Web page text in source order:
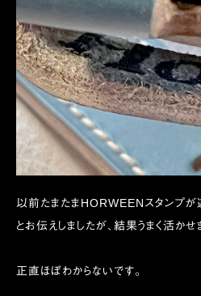
以前たまたまHORWEENスタンプが遊
とお伝えしましたが、結果うまく活かせま
正直ほぼわからないです。